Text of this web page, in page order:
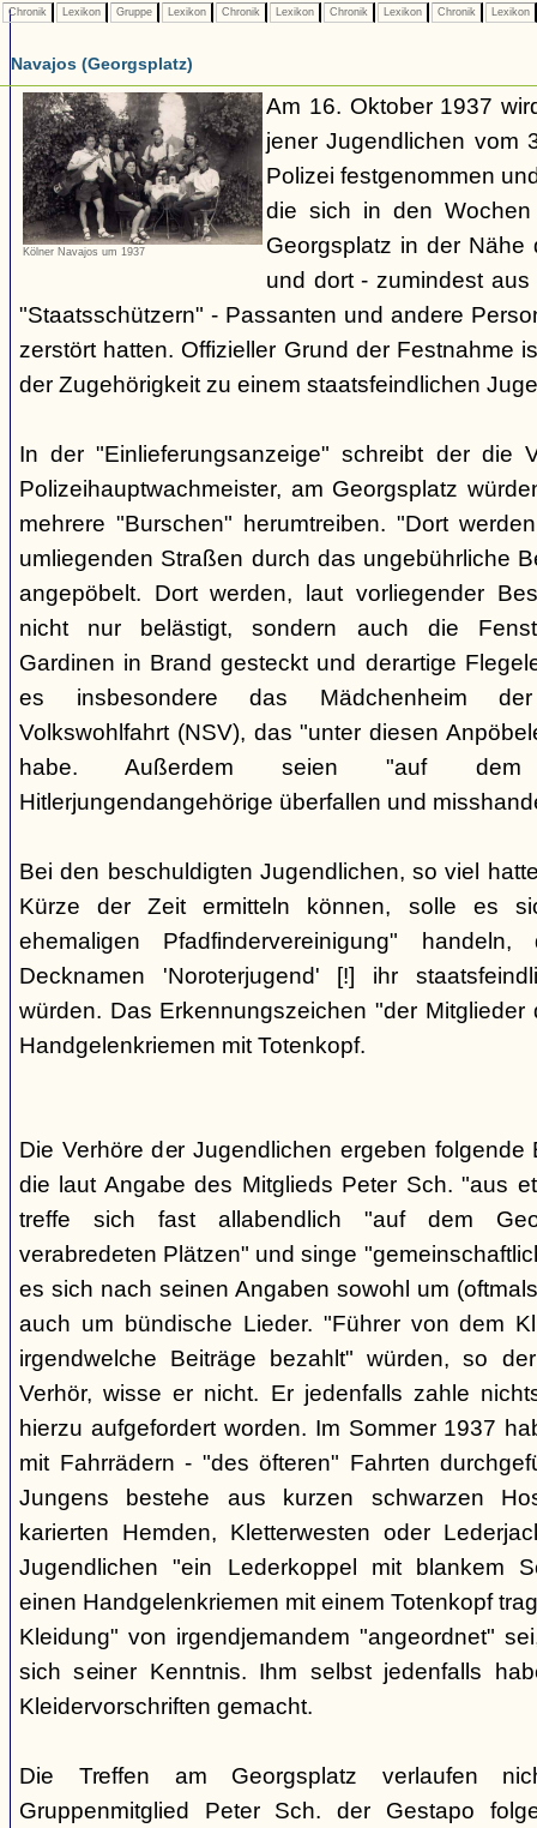
Chronik Lexikon Gruppe Lexikon Chronik Lexikon Chronik Lexikon Chronik Lexikon
Navajos (Georgsplatz)
Kölner Navajos um 1937
Am 16. Oktober 1937
jener Jugendlichen vom
Polizei festgenommen
die sich in den
Georgsplatz in der Nähe
und dort - zumindest
"Staatsschützern" - Passanten und andere
zerstört hatten. Offizieller Grund der Festnahme
der Zugehörigkeit zu einem staatsfeindlichen
In der "Einlieferungsanzeige" schreibt der die
Polizeihauptwachmeister, am Georgsplatz
mehrere "Burschen" herumtreiben. "Dort
umliegenden Straßen durch das ungebührliche
angepöbelt. Dort werden, laut vorliegender
nicht nur belästigt, sondern auch die
Gardinen in Brand gesteckt und derartige
es insbesondere das Mädchenheim der
Volkswohlfahrt (NSV), das "unter diesen
habe. Außerdem seien "auf dem
Hitlerjungendangehörige überfallen und
Bei den beschuldigten Jugendlichen, so viel
Kürze der Zeit ermitteln können, solle es
ehemaligen Pfadfindervereinigung"
Decknamen 'Noroterjugend' [!] ihr
würden. Das Erkennungszeichen "der Mitglieder
Handgelenkriemen mit Totenkopf.
Die Verhöre der Jugendlichen ergeben folgende
die laut Angabe des Mitglieds Peter Sch. "aus
treffe sich fast allabendlich "auf dem
verabredeten Plätzen" und singe
es sich nach seinen Angaben sowohl um
auch um bündische Lieder. "Führer von dem
irgendwelche Beiträge bezahlt" würden, so
Verhör, wisse er nicht. Er jedenfalls zahle
hierzu aufgefordert worden. Im Sommer 1937
mit Fahrrädern - "des öfteren" Fahrten
Jungens bestehe aus kurzen schwarzen
karierten Hemden, Kletterwesten oder
Jugendlichen "ein Lederkoppel mit blankem
einen Handgelenkriemen mit einem Totenkopf
Kleidung" von irgendjemandem "angeordnet"
sich seiner Kenntnis. Ihm selbst jedenfalls
Kleidervorschriften gemacht.
Die Treffen am Georgsplatz verlaufen
Gruppenmitglied Peter Sch. der Gestapo